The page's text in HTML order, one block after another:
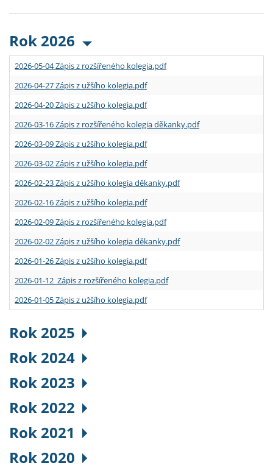
Rok 2026
2026-05-04 Zápis z rozšířeného kolegia.pdf
2026-04-27 Zápis z užšího kolegia.pdf
2026-04-20 Zápis z užšího kolegia.pdf
2026-03-16 Zápis z rozšířeného kolegia děkanky.pdf
2026-03-09 Zápis z užšího kolegia.pdf
2026-03-02 Zápis z užšího kolegia.pdf
2026-02-23 Zápis z užšího kolegia děkanky.pdf
2026-02-16 Zápis z užšího kolegia.pdf
2026-02-09 Zápis z rozšířeného kolegia.pdf
2026-02-02 Zápis z užšího kolegia děkanky.pdf
2026-01-26 Zápis z užšího kolegia.pdf
2026-01-12 Zápis z rozšířeného kolegia.pdf
2026-01-05 Zápis z užšího kolegia.pdf
Rok 2025
Rok 2024
Rok 2023
Rok 2022
Rok 2021
Rok 2020